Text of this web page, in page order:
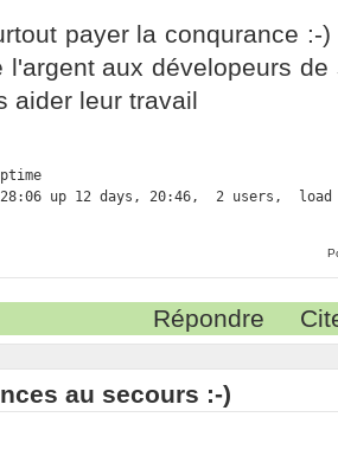
payer la conqurance :-
l'argent aux dévelopeurs
aider leur travail
up 12 days, 20:46,  2 users,  load
Répondre
au secours :-)